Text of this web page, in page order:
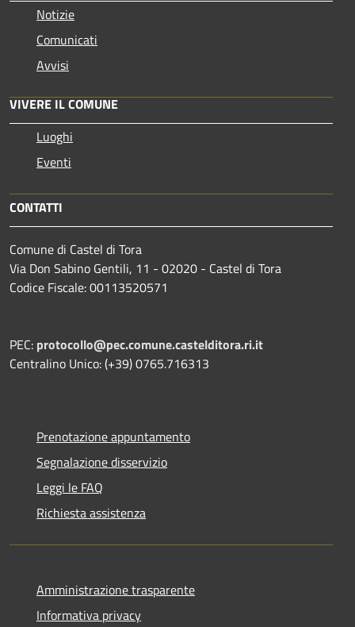
Notizie
Comunicati
Avvisi
VIVERE IL COMUNE
Luoghi
Eventi
CONTATTI
Comune di Castel di Tora
Via Don Sabino Gentili, 11 - 02020 - Castel di Tora
Codice Fiscale: 00113520571
PEC: protocollo@pec.comune.castelditora.ri.it
Centralino Unico: (+39) 0765.716313
Prenotazione appuntamento
Segnalazione disservizio
Leggi le FAQ
Richiesta assistenza
Amministrazione trasparente
Informativa privacy